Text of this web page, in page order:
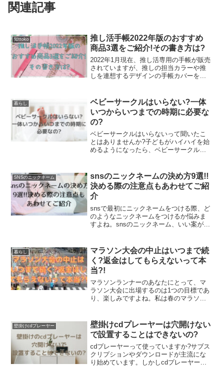
関連記事
知ttoko
推し活手帳2022年版のおすすめ
商品3選をご紹介!その書き方は?
2022年1月現在、推し活専用の手帳が販売
されていますが、推しの担当カラーや推
しを連想するデザインの手帳カバーを選
イドルやアニメのキャラクターなどを対
象に愛でたり応援し...
暮らし
ベビーサークルはいらない?一体
いつからいつまでの時期に必要な
の?
ベビーサークルはいらないって聞いたこ
とはありませんか?子どもがハイハイを始
めるようになったら、ベビーサークルの
目を離したら危ない時が多くなりますよ
ね。常に、子どもに目を...
SNSのニックネーム
snsのニックネームの決め方9選!!
決める際の注意点もあわせてご紹
介
snsで最初にニックネームをつける際、ど
のようなニックネームをつけるか悩みま
すよね。snsのニックネーム、いい案が思
ネームは自由に設定ができますよね。し
かし、自...
暮らし
マラソン大会の中止はいつまで続
く?返金はしてもらえないって本
当?!
マラソンランナーのあなたにとって、マ
ラソン大会に出場するのは1つの目標であ
り、楽しみですよね。私は春のマラソン
会は、2020年から流行した新型コロナの
影響により中止にな...
壁掛けcdプレーヤー
壁掛けcdプレーヤーは穴開けない
で設置することはできないの?
cdプレーヤーって使っていますか?サブス
クリプションやダウンロードが主流にな
り始めています。しかしcdプレーヤーで